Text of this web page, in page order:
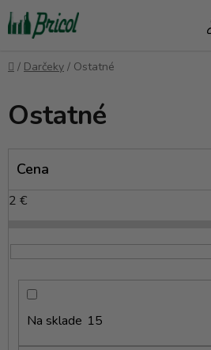
Prejsť
na
obsah
Domov
/ Darčeky / Ostatné
Ostatné
Cena
2 €
Na sklade 15
V
p
s
p